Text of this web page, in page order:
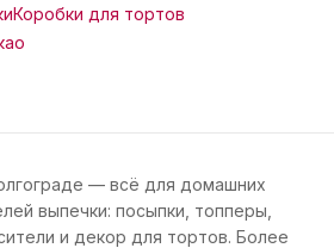
Коробки для тортов
— всё для домашних
выпечки: посыпки, топперы,
и декор для тортов. Более